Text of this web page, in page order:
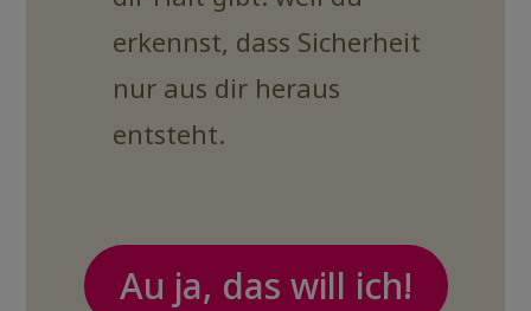
erkennst, dass Sicherheit
nur aus dir heraus
entsteht.
Au ja, das will ich!